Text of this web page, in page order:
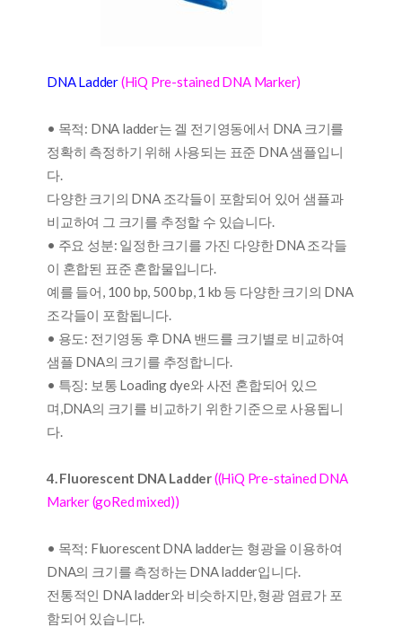
DNA Ladder(HiQ Pre-stained DNA Marker)
• 목적: DNA ladder는 겔 전기영동에서 DNA 크기를
정확히 측정하기 위해 사용되는 표준 DNA 샘플입니
다.
다양한 크기의 DNA 조각들이 포함되어 있어 샘플과
비교하여 그 크기를 추정할 수 있습니다.
• 주요 성분: 일정한 크기를 가진 다양한 DNA 조각들
이 혼합된 표준 혼합물입니다.
예를 들어, 100 bp, 500 bp, 1 kb 등 다양한 크기의 DNA
조각들이 포함됩니다.
• 용도: 전기영동 후 DNA 밴드를 크기별로 비교하여
샘플 DNA의 크기를 추정합니다.
• 특징: 보통 Loading dye와 사전 혼합되어 있으
며,DNA의 크기를 비교하기 위한 기준으로 사용됩니
다.
4. Fluorescent DNA Ladder((HiQ Pre-stained DNA
Marker (goRed mixed))
• 목적: Fluorescent DNA ladder는 형광을 이용하여
DNA의 크기를 측정하는 DNA ladder입니다.
전통적인 DNA ladder와 비슷하지만, 형광 염료가 포
함되어 있습니다.